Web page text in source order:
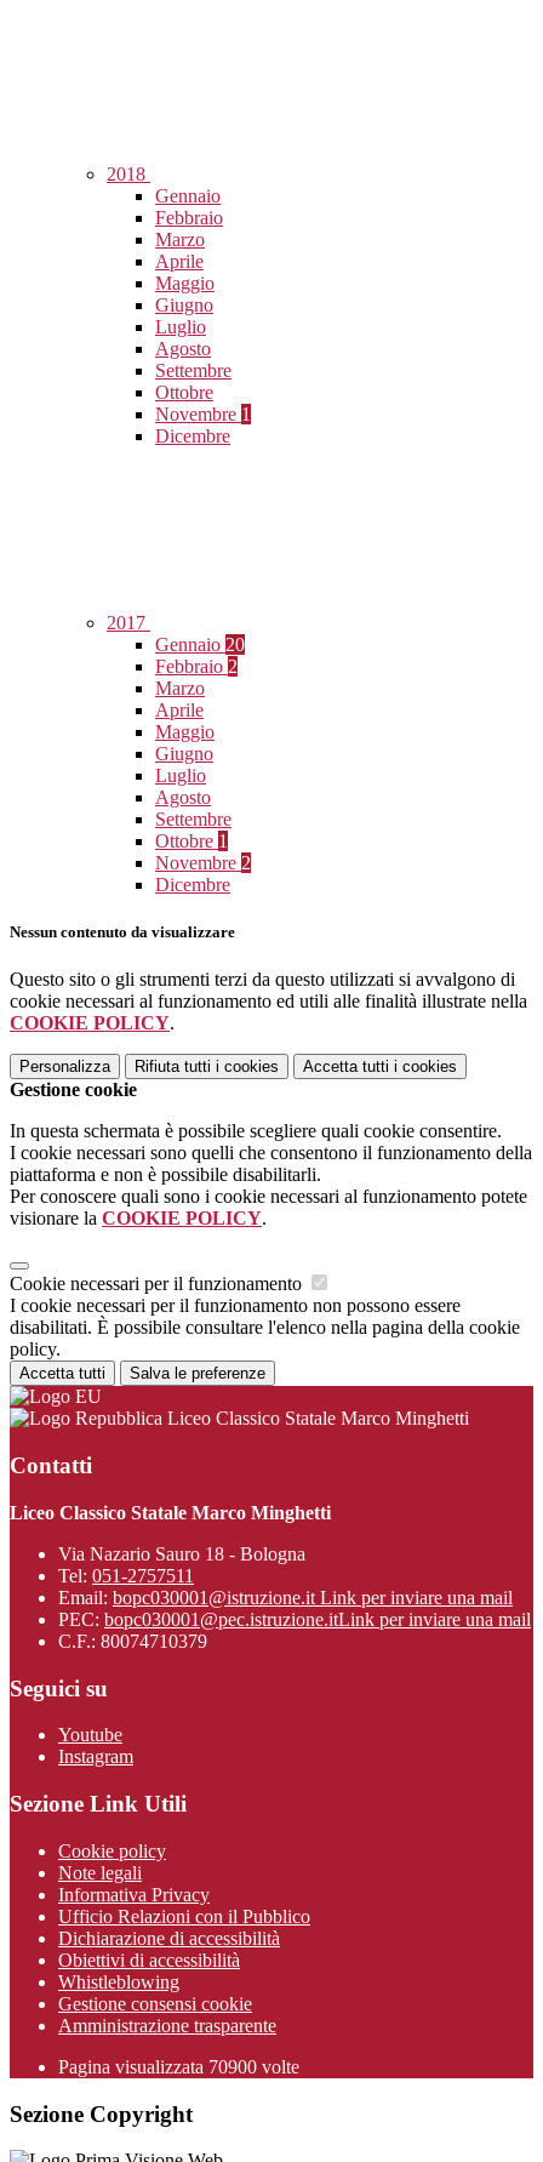
2018
Gennaio
Febbraio
Marzo
Aprile
Maggio
Giugno
Luglio
Agosto
Settembre
Ottobre
Novembre 1
Dicembre
2017
Gennaio 20
Febbraio 2
Marzo
Aprile
Maggio
Giugno
Luglio
Agosto
Settembre
Ottobre 1
Novembre 2
Dicembre
Nessun contenuto da visualizzare
Questo sito o gli strumenti terzi da questo utilizzati si avvalgono di
cookie necessari al funzionamento ed utili alle finalità illustrate nella
COOKIE POLICY.
Personalizza Rifiuta tutti i cookies Accetta tutti i cookies
Gestione cookie
In questa schermata è possibile scegliere quali cookie consentire.
I cookie necessari sono quelli che consentono il funzionamento della
piattaforma e non è possibile disabilitarli.
Per conoscere quali sono i cookie necessari al funzionamento potete
visionare la COOKIE POLICY.
Cookie necessari per il funzionamento
I cookie necessari per il funzionamento non possono essere
disabilitati. È possibile consultare l'elenco nella pagina della cookie
policy.
Accetta tutti Salva le preferenze
Liceo Classico Statale Marco Minghetti
Contatti
Liceo Classico Statale Marco Minghetti
Via Nazario Sauro 18 - Bologna
Tel: 051-2757511
Email: bopc030001@istruzione.it Link per inviare una mail
PEC: bopc030001@pec.istruzione.itLink per inviare una mail
C.F.: 80074710379
Seguici su
Youtube
Instagram
Sezione Link Utili
Cookie policy
Note legali
Informativa Privacy
Ufficio Relazioni con il Pubblico
Dichiarazione di accessibilità
Obiettivi di accessibilità
Whistleblowing
Gestione consensi cookie
Amministrazione trasparente
Pagina visualizzata 70900 volte
Sezione Copyright